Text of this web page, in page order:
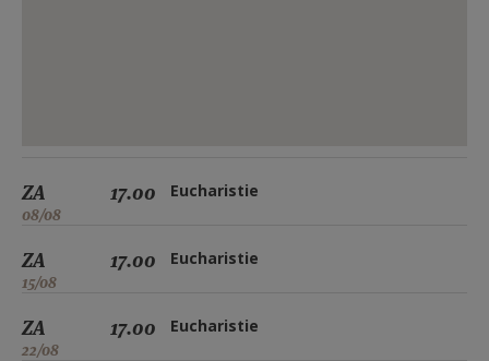
ZA
08/08
17.00 Eucharistie
ZA
15/08
17.00 Eucharistie
ZA
22/08
17.00 Eucharistie